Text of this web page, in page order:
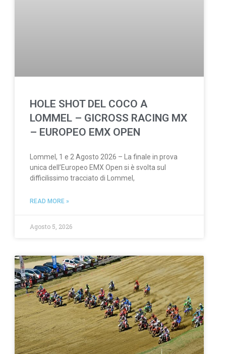
HOLE SHOT DEL COCO A
LOMMEL – GICROSS RACING MX
– EUROPEO EMX OPEN
Lommel, 1 e 2 Agosto 2026 – La finale in prova
unica dell’Europeo EMX Open si è svolta sul
difficilissimo tracciato di Lommel,
READ MORE »
Agosto 5, 2026